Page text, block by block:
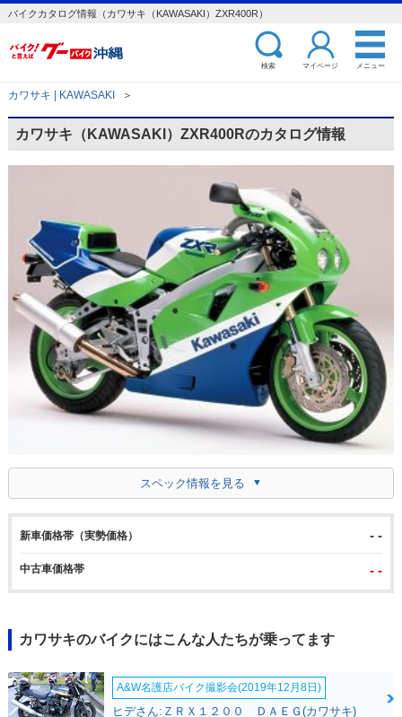
バイクカタログ情報（カワサキ（KAWASAKI）ZXR400R）
検索 マイページ メニュー
カワサキ | KAWASAKI ＞
カワサキ（KAWASAKI）ZXR400Rのカタログ情報
スペック情報を見る
新車価格帯（実勢価格） - -
中古車価格帯 - -
カワサキのバイクにはこんな人たちが乗ってます
A&W名護店バイク撮影会(2019年12月8日)
ヒデさん:ＺＲＸ１２００ ＤＡＥＧ(カワサキ)